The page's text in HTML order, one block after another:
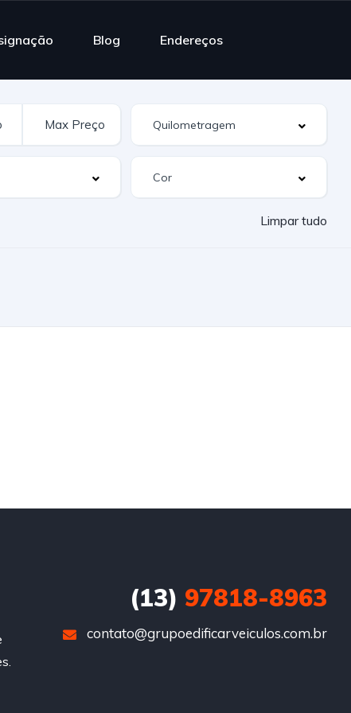
Blog Endereços
Limpar tudo
(13) 97818-8963
contato@grupoedificarveiculos.com.br